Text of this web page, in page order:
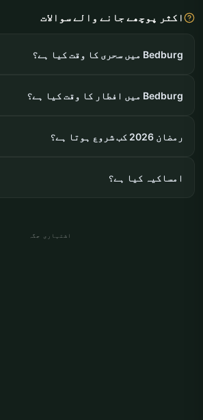
اکثر پوچھے جانے والے سوالات
Bedburg میں سحری کا وقت کیا ہے؟
Bedburg میں افطار کا وقت کیا ہے؟
رمضان 2026 کب شروع ہوتا ہے؟
امساکیہ کیا ہے؟
اشتہاری جگہ